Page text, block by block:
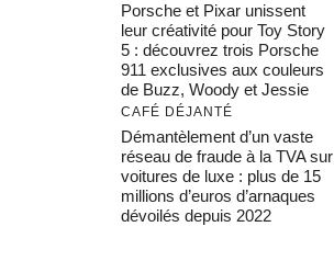
Porsche et Pixar unissent
leur créativité pour Toy Story
5 : découvrez trois Porsche
911 exclusives aux couleurs
de Buzz, Woody et Jessie
CAFÉ DÉJANTÉ
Démantèlement d’un vaste
réseau de fraude à la TVA sur
voitures de luxe : plus de 15
millions d’euros d’arnaques
dévoilés depuis 2022